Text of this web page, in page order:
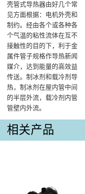
壳管式导热器由好几个常
见方面根据：电机外壳和
制约。经由各个或各种各
个气温的粘性流体在互不
接触性的目的下，利于金
属件管子规格作导热新闻
媒介，达到能量的高效益
传送。制冰剂和载冷剂导
热，制冰剂在屋内管中间
的半层外流，载冷剂内管
管壁内外流。
相关产品